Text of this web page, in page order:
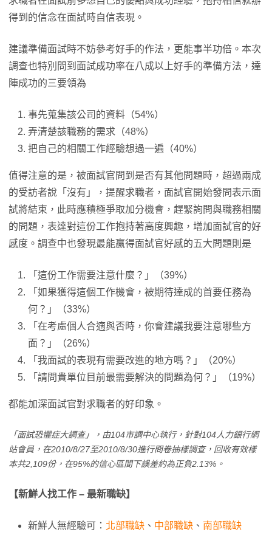
得到的信念在面試時自信表現。
建議準備面試時不妨參考好手的作法，更能事半功倍。本次
調查也特別問到面試成功率在八成以上好手的準備方法，達
陣成功的三要領為
事先蒐集該公司的資料（54%）
弄清楚該職務的需求（48%）
把自己的相關工作經驗想過一遍（40%）
值得注意的是，被面試官問到是否有其他問題時，超過兩成
的受訪者說「沒有」，提醒求職者，面試官開始發問表示面
試將結束，此時應積極爭取加分機會，趕緊詢問與職務相關
的問題，表達對這份工作抱持著高度興趣，增加面試官的好
感度。調查中也發現最能贏得面試官好感的五大問題則是
「這份工作需要注意什麼？」（39%）
「如果獲得這個工作機會，被期待達成的首要任務為
何？」（33%）
「在考慮個人合適與否時，你會建議我要注意哪些方
面？」（26%）
「我面試的表現有需要改進的地方嗎？」（20%）
「請問貴單位目前最需要解決的問題為何？」（19%）
都能加深面試官對求職者的好印象。
「面試恐懼症大調查」，由104市調中心執行，針對104人力銀行網
站會員，在2010/8/27至2010/8/30進行問卷抽樣調查，回收有效樣
本共2,109份，在95%的信心區間下誤差約為正負2.13%。
【新鮮人找工作 – 最新職缺】
新鮮人無經驗可： 北部職缺 、 中部職缺 、 南部職缺